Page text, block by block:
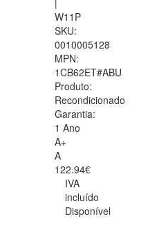
|
W11P
SKU:
0010005128
MPN:
1CB62ET#ABU
Produto:
Recondicionado
Garantia:
1 Ano
A+
A
122.94€
IVA
incluído
Disponível